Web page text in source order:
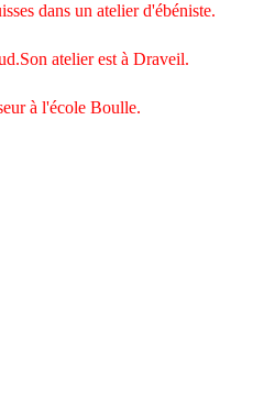
dans un atelier d'ébéniste.
atelier est à Draveil.
à l'école Boulle.